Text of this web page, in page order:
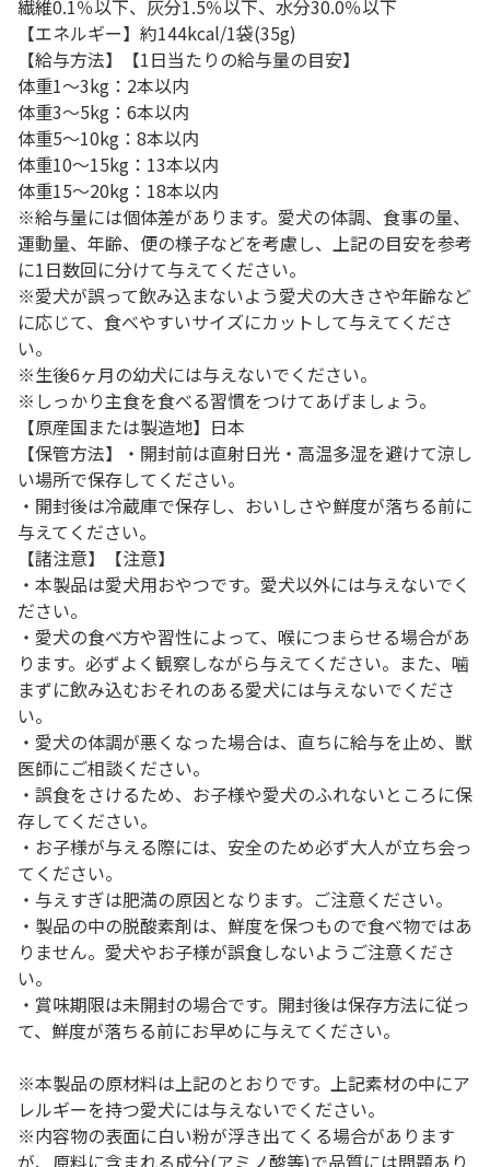
繊維0.1％以下、灰分1.5％以下、水分30.0％以下
【エネルギー】約144kcal/1袋(35g)
【給与方法】【1日当たりの給与量の目安】
体重1～3kg：2本以内
体重3～5kg：6本以内
体重5～10kg：8本以内
体重10～15kg：13本以内
体重15～20kg：18本以内
※給与量には個体差があります。愛犬の体調、食事の量、
運動量、年齢、便の様子などを考慮し、上記の目安を参考
に1日数回に分けて与えてください。
※愛犬が誤って飲み込まないよう愛犬の大きさや年齢など
に応じて、食べやすいサイズにカットして与えてくださ
い。
※生後6ヶ月の幼犬には与えないでください。
※しっかり主食を食べる習慣をつけてあげましょう。
【原産国または製造地】日本
【保管方法】・開封前は直射日光・高温多湿を避けて涼し
い場所で保存してください。
・開封後は冷蔵庫で保存し、おいしさや鮮度が落ちる前に
与えてください。
【諸注意】【注意】
・本製品は愛犬用おやつです。愛犬以外には与えないでく
ださい。
・愛犬の食べ方や習性によって、喉につまらせる場合があ
ります。必ずよく観察しながら与えてください。また、噛
まずに飲み込むおそれのある愛犬には与えないでくださ
い。
・愛犬の体調が悪くなった場合は、直ちに給与を止め、獣
医師にご相談ください。
・誤食をさけるため、お子様や愛犬のふれないところに保
存してください。
・お子様が与える際には、安全のため必ず大人が立ち会っ
てください。
・与えすぎは肥満の原因となります。ご注意ください。
・製品の中の脱酸素剤は、鮮度を保つもので食べ物ではあ
りません。愛犬やお子様が誤食しないようご注意くださ
い。
・賞味期限は未開封の場合です。開封後は保存方法に従っ
て、鮮度が落ちる前にお早めに与えてください。
※本製品の原材料は上記のとおりです。上記素材の中にア
レルギーを持つ愛犬には与えないでください。
※内容物の表面に白い粉が浮き出てくる場合があります
が、原料に含まれる成分(アミノ酸等)で品質には問題あり